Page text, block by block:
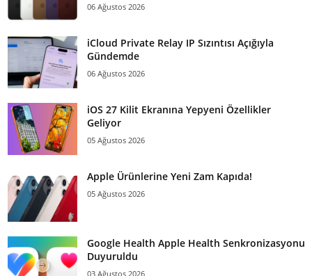
06 Ağustos 2026
iCloud Private Relay IP Sızıntısı Açığıyla
Gündemde
06 Ağustos 2026
iOS 27 Kilit Ekranına Yepyeni Özellikler
Geliyor
05 Ağustos 2026
Apple Ürünlerine Yeni Zam Kapıda!
05 Ağustos 2026
Google Health Apple Health Senkronizasyonu
Duyuruldu
03 Ağustos 2026